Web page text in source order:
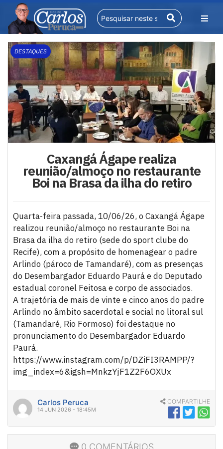
DESTAQUES
Caxangá Ágape realiza
reunião/almoço no restaurante
Boi na Brasa da ilha do retiro
Quarta-feira passada, 10/06/26, o Caxangá Ágape
realizou reunião/almoço no restaurante Boi na
Brasa da ilha do retiro (sede do sport clube do
Recife), com a propósito de homenagear o padre
Arlindo (pároco de Tamandaré), com as presenças
do Desembargador Eduardo Paurá e do Deputado
estadual coronel Feitosa e corpo de associados.
A trajetória de mais de vinte e cinco anos do padre
Arlindo no âmbito sacerdotal e social no litoral sul
(Tamandaré, Rio Formoso) foi destaque no
pronunciamento do Desembargador Eduardo
Paurá.
https://www.instagram.com/p/DZiFI3RAMPP/?
img_index=6&igsh=MnkzYjF1Z2F6OXUx
Carlos Peruca
14 JUN 2026 - 18:45M
COMPARTILHE
0 COMENTÁRIOS